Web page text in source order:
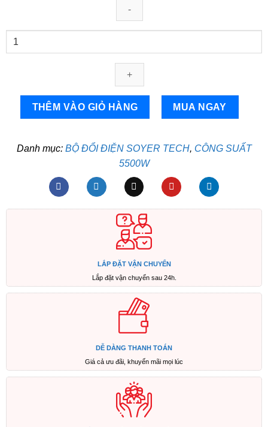
Bộ
chuyển
Chuẩn
5500W
SOYER
48V
sang
220V
Sin
Chuẩn
MÃ
STK-
5500W
số
lượng
THÊM VÀO GIỎ HÀNG MUA NGAY
Danh mục: BỘ ĐỔI ĐIỆN SOYER TECH, CÔNG SUẤT
5500W
LẮP ĐẶT VẬN CHUYỂN
Lắp đặt vận chuyển sau 24h.
DỄ DÀNG THANH TOÁN
Giá cả ưu đãi, khuyến mãi mọi lúc